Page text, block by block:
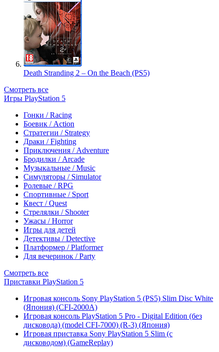
Death Stranding 2 – On the Beach (PS5)
Смотреть все
Игры PlayStation 5
Гонки / Racing
Боевик / Action
Стратегии / Strategy
Драки / Fighting
Приключения / Adventure
Бродилки / Arcade
Музыкальные / Music
Симуляторы / Simulator
Ролевые / RPG
Спортивные / Sport
Квест / Quest
Стрелялки / Shooter
Ужасы / Horror
Игры для детей
Детективы / Detective
Платформер / Platformer
Для вечеринок / Party
Смотреть все
Приставки PlayStation 5
Игровая консоль Sony PlayStation 5 (PS5) Slim Disc White
(Япония) (CFI-2000A)
Игровая консоль PlayStation 5 Pro - Digital Edition (без
дисковода) (model CFI-7000) (R-3) (Япония)
Игровая приставка Sony PlayStation 5 Slim (с
дисководом) (GameReplay)